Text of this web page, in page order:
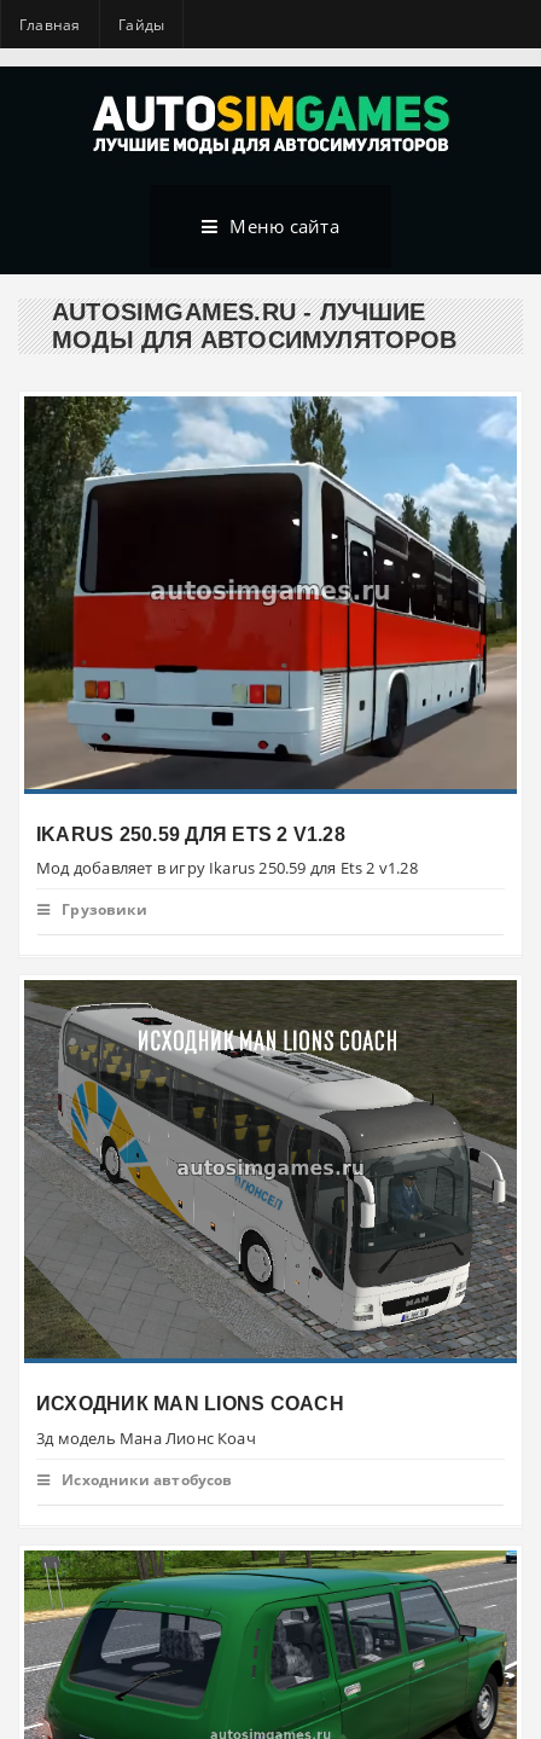
Главная Гайды
Меню сайта
AUTOSIMGAMES.RU - ЛУЧШИЕ
МОДЫ ДЛЯ АВТОСИМУЛЯТОРОВ
IKARUS 250.59 ДЛЯ ETS 2 V1.28
Мод добавляет в игру Ikarus 250.59 для Ets 2 v1.28
Грузовики
ИСХОДНИК MAN LIONS COACH
3д модель Мана Лионс Коач
Исходники автобусов